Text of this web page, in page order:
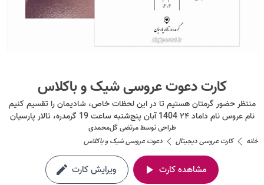
کارت دعوت عروسی شیک و باکلاس
منتظر حضور گرمتان هستیم تا در این لحظات خاص، شادیمان را تقسیم کنیم
نام عروس نام داماد ۲۴ 1404 آبان پنج‌شنبه ساعت 19 گرمدره، تالار پارسیان
طراحی توسطمرتضی گل‌محمدی
خانه
کارت عروسی دیجیتال دعوت عروسی شیک و باکلاس
مشاهده کارت ویرایش کارت